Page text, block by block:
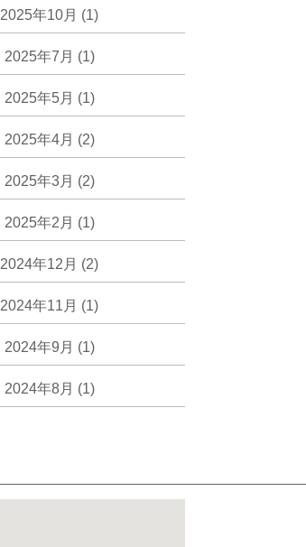
2025年10月 (1)
2025年7月 (1)
2025年5月 (1)
2025年4月 (2)
2025年3月 (2)
2025年2月 (1)
2024年12月 (2)
2024年11月 (1)
2024年9月 (1)
2024年8月 (1)